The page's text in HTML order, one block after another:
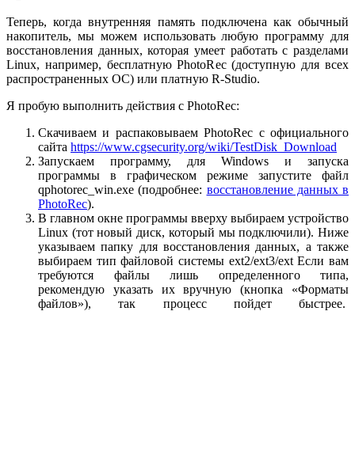
Теперь, когда внутренняя память подключена как обычный
накопитель, мы можем использовать любую программу для
восстановления данных, которая умеет работать с разделами
Linux, например, бесплатную PhotoRec (доступную для всех
распространенных ОС) или платную R-Studio.
Я пробую выполнить действия с PhotoRec:
Скачиваем и распаковываем PhotoRec с официального
сайта https://www.cgsecurity.org/wiki/TestDisk_Download
Запускаем программу, для Windows и запуска
программы в графическом режиме запустите файл
qphotorec_win.exe (подробнее: восстановление данных в
PhotoRec).
В главном окне программы вверху выбираем устройство
Linux (тот новый диск, который мы подключили). Ниже
указываем папку для восстановления данных, а также
выбираем тип файловой системы ext2/ext3/ext Если вам
требуются файлы лишь определенного типа,
рекомендую указать их вручную (кнопка «Форматы
файлов»), так процесс пойдет быстрее.